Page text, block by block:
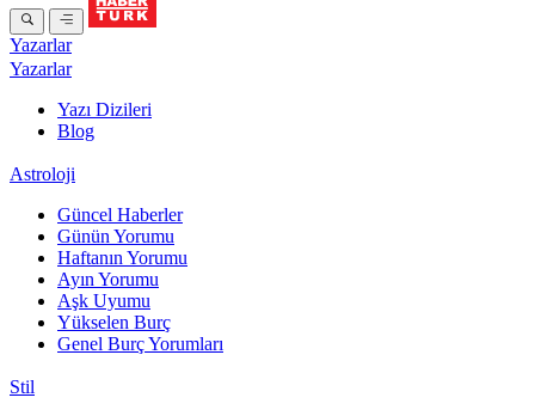
Yazarlar
Yazarlar
Yazı Dizileri
Blog
Astroloji
Güncel Haberler
Günün Yorumu
Haftanın Yorumu
Ayın Yorumu
Aşk Uyumu
Yükselen Burç
Genel Burç Yorumları
Stil